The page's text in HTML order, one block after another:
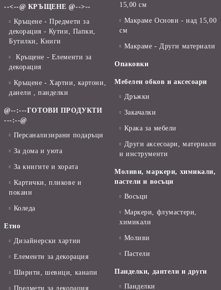
--<--@ КРЪЩЕНЕ @-->--
Кръщене - Предмети за
декорация - Кутии, Папки,
Бутилки, Книги
Кръщене - Елементи за
декорация
Кръщене - Хартии, картони,
данели , панделки
@--:---ГОТОВИ ПРОДУКТИ
---:--@
Персанализирани подаръци
За дома и уюта
За книгите и хората
Картички, пликове и
покани
Коледа
Етно
Дизайнерски хартии
Елементи за декорация
Ширити, шевици, канапи
Предмети за декорация
15,00 см
Макраме Основи - над 15,00
см
Макраме - Други материали
Опаковки
Мебелен обков и аксесоари
Дръжки
Закачалки
Крака за мебели
Други аксесоари, материали
и инструменти
Моливи, маркери, химикали,
пастели и восъци
Восъци
Маркери, флумастери,
химикали
Моливи
Пастели
Панделки, дантели и други
Панделки